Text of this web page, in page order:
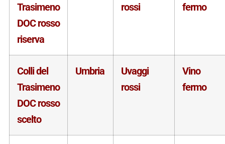
Trasimeno
DOC rosso
riserva
rossi
fermo
Colli del
Trasimeno
DOC rosso
scelto
Umbria
Uvaggi
rossi
Vino
fermo